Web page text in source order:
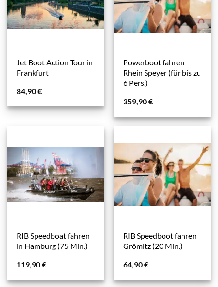
Jet Boot Action Tour in
Frankfurt
84,90€
Powerboot fahren
Rhein Speyer (für bis zu
6 Pers.)
359,90€
RIB Speedboat fahren
in Hamburg (75 Min.)
119,90€
RIB Speedboot fahren
Grömitz (20 Min.)
64,90€